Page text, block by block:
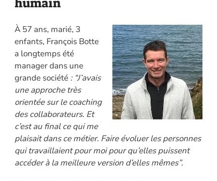
humain
À 57 ans, marié, 3
enfants, François Botte
a longtemps été
manager dans une
grande société : “J’avais
une approche très
orientée sur le coaching
des collaborateurs. Et
c’est au final ce qui me
plaisait dans ce métier. Faire évoluer les personnes
qui travaillaient pour moi pour qu’elles puissent
accéder à la meilleure version d’elles mêmes”.